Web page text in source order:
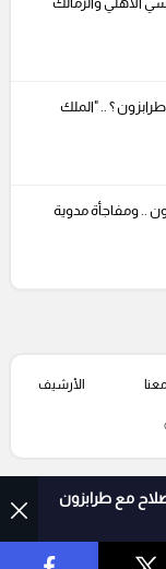
؟ .. "الملك
.. ومفاجأة مدوية
مع طرابزون
الأرشيف